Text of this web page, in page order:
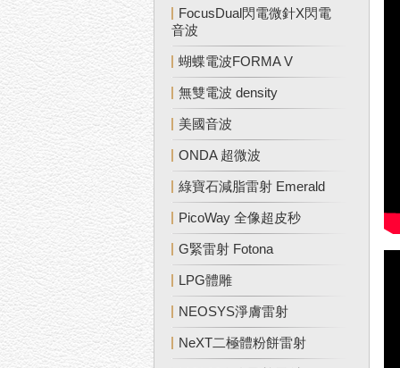
FocusDual閃電微針X閃電
音波
蝴蝶電波FORMA V
無雙電波 density
美國音波
ONDA 超微波
綠寶石減脂雷射 Emerald
PicoWay 全像超皮秒
G緊雷射 Fotona
LPG體雕
NEOSYS淨膚雷射
NeXT二極體粉餅雷射